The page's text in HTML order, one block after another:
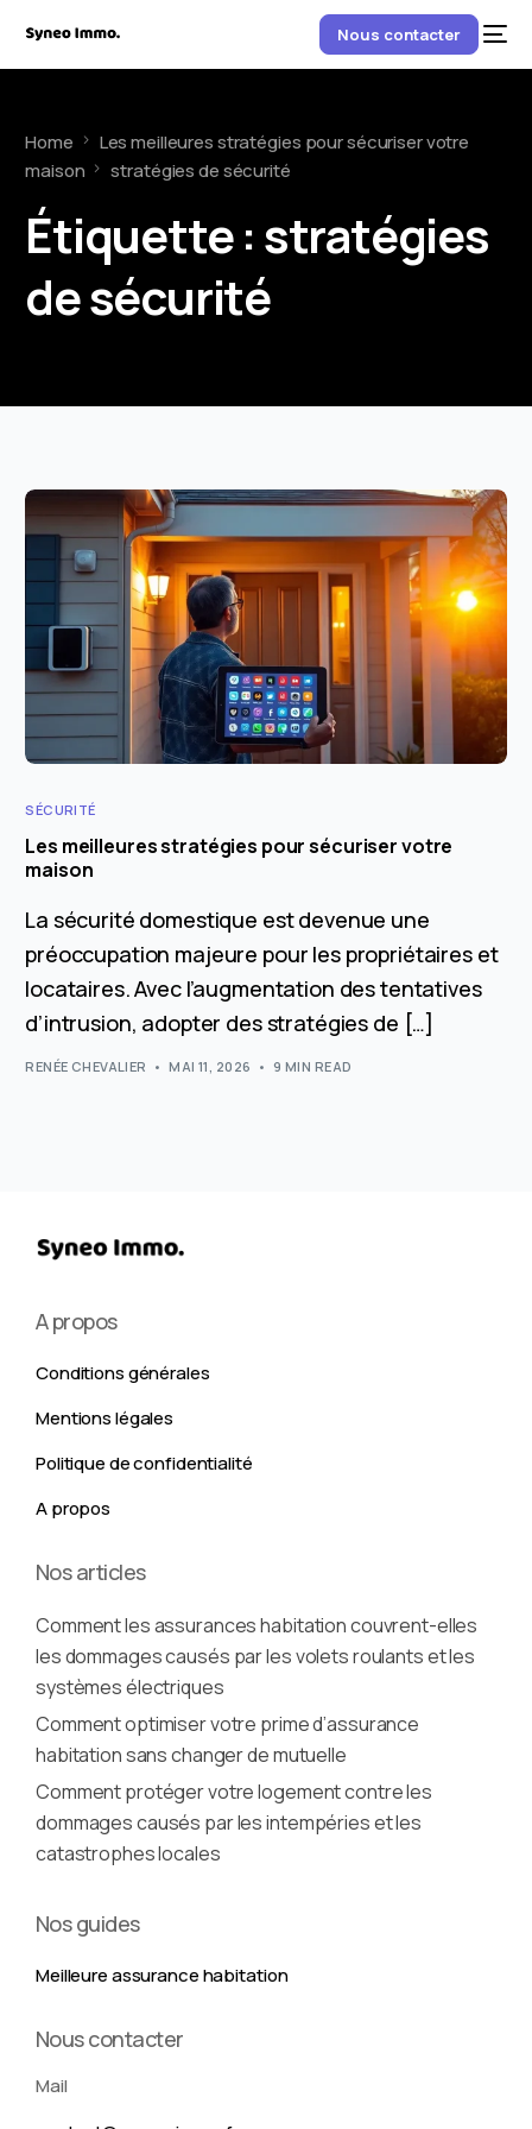
Nous contacter
Home
Les meilleures stratégies pour sécuriser votre
maison
stratégies de sécurité
Étiquette :stratégies
de sécurité
SÉCURITÉ
Les meilleures stratégies pour sécuriser votre
maison
La sécurité domestique est devenue une
préoccupation majeure pour les propriétaires et
locataires. Avec l’augmentation des tentatives
d’intrusion, adopter des stratégies de […]
RENÉE CHEVALIER MAI 11, 2026 9 MIN READ
A propos
Conditions générales
Mentions légales
Politique de confidentialité
A propos
Nos articles
Comment les assurances habitation couvrent-elles
les dommages causés par les volets roulants et les
systèmes électriques
Comment optimiser votre prime d’assurance
habitation sans changer de mutuelle
Comment protéger votre logement contre les
dommages causés par les intempéries et les
catastrophes locales
Nos guides
Meilleure assurance habitation
Nous contacter
Mail